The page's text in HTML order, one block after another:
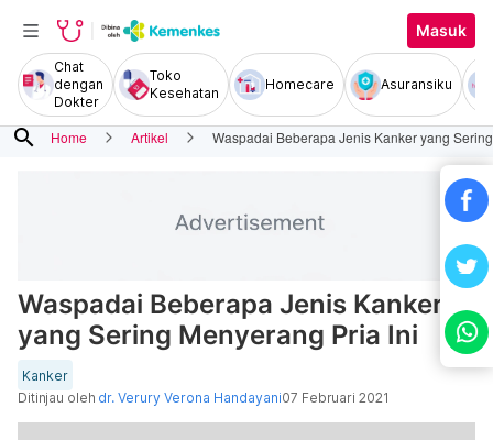
Masuk
Chat
dengan
Dokter
Toko
Kesehatan
Homecare Asuransiku
search Home Artikel Waspadai Beberapa Jenis Kanker yang
Waspadai Beberapa Jenis Kanker
yang Sering Menyerang Pria Ini
Kanker
Ditinjau oleh dr. Verury Verona Handayani07 Februari 2021